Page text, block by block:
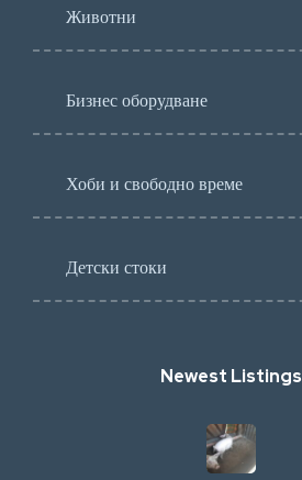
Животни
Бизнес оборудване
Хоби и свободно време
Детски стоки
Newest Listings​